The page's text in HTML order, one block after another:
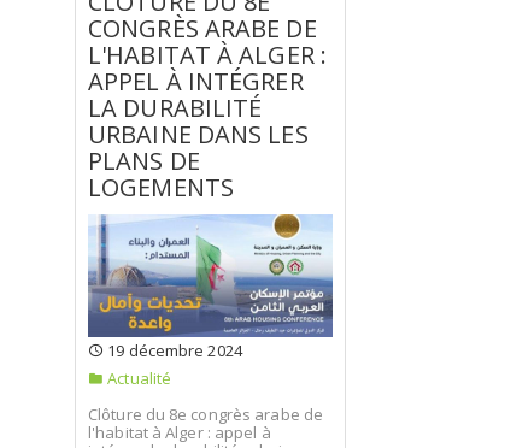
CONGRÈS ARABE DE
L'HABITAT À ALGER :
APPEL À INTÉGRER
LA DURABILITÉ
URBAINE DANS LES
PLANS DE
LOGEMENTS
19 décembre 2024
Actualité
Clôture du 8e congrès arabe de
l'habitat à Alger : appel à